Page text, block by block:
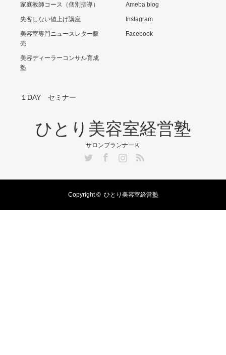
家庭教師コース（個別指導）
失客しない値上げ講座
美容室専門ニュースレター販
売
美容ディーラーコンサル育成
塾
Ameba blog
Instagram
Facebook
１DAY セミナー
ひとり美容室経営塾
サロンプランナーＫ
Copyright © ひとり美容室経営塾